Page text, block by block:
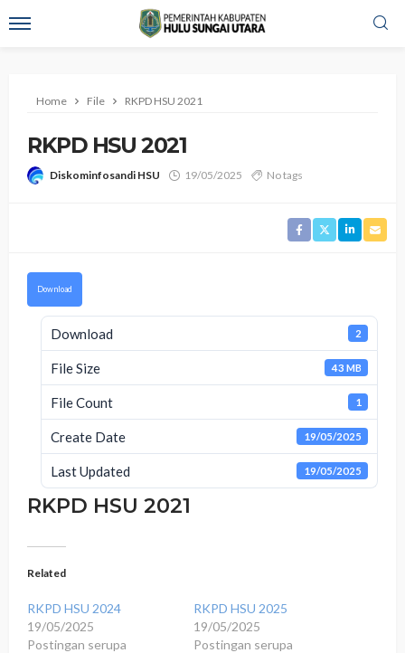
Home File RKPD HSU 2021
RKPD HSU 2021
Diskominfosandi HSU 19/05/2025 No tags
Download
Download 2
File Size 43 MB
File Count 1
Create Date 19/05/2025
Last Updated 19/05/2025
RKPD HSU 2021
Related
RKPD HSU 2024
19/05/2025
Postingan serupa
RKPD HSU 2025
19/05/2025
Postingan serupa